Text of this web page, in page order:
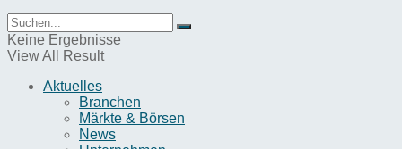
Keine Ergebnisse
View All Result
Aktuelles
Branchen
Märkte & Börsen
News